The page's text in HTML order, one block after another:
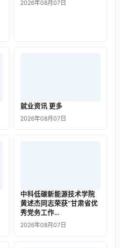
2026年08月07日
就业资讯 更多
2026年08月07日
中科低碳新能源技术学院
黄述杰同志荣获“甘肃省优
秀党务工作…
2026年08月07日